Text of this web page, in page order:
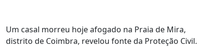
Um casal morreu hoje afogado na Praia de Mira,
distrito de Coimbra, revelou fonte da Proteção Civil.